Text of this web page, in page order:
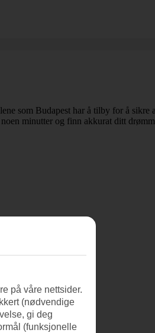
som Budapest har å tilby for å sikre
minutter og finn akkurat ditt
på våre nettsider.
(nødvendige
gi deg
(funksjonelle